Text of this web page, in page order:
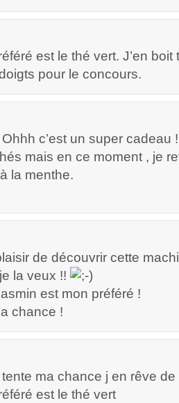
est le thé vert. J’en
pour le concours.
c’est un super cadeau
mais en ce moment , je
la menthe.
de découvrir cette
la veux !!
est mon préféré !
chance !
ma chance j en rêve
est le thé vert